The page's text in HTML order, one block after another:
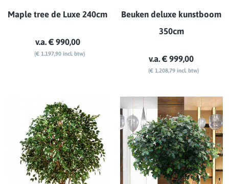
Maple tree de Luxe 240cm
v.a. € 990,00
(€ 1.197,90 incl. btw)
Beuken deluxe kunstboom
350cm
v.a. € 999,00
(€ 1.208,79 incl. btw)